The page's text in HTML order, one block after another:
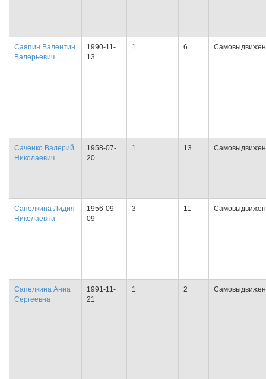
Саяпин Валентин
Валерьевич
1990-11-
13
1 6
Саченко Валерий
Николаевич
1958-07-
20
1 13
Сапелкина Лидия
Николаевна
1956-09-
09
3 11
Сапелкина Анна
Сергеевна
1991-11-
21
1 2